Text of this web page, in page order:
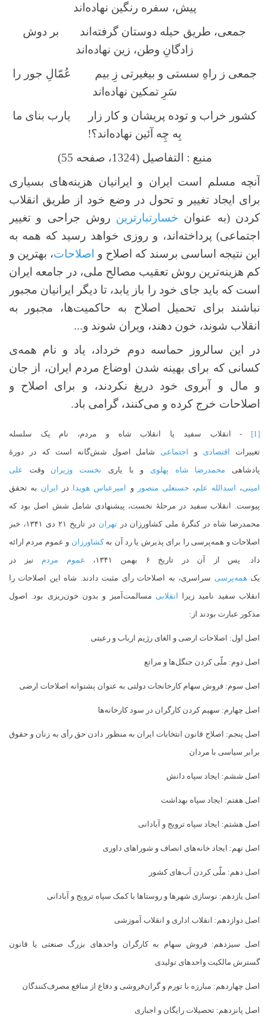
پیش، سفره رنگین نهاده‌اند
جمعی، طریق حیله دوستان گرفته‌اند بر دوش
زادگانِ وطن، زین نهاده‌اند
جمعی ز راهِ سستی و بیغیرتی زِ بیم عُمّالِ جور را
سَرِ تمکین نهاده‌اند
کشور خراب و توده پریشان و کار زار یارب بنای ما
بِه چِه آئین نهاده‌اند؟!
منبع : التفاصیل (1324، صفحه 55)
آنچه مسلم است ایران و ایرانیان هزینه‌های بسیاری
برای ایجاد تغییر و تحول در وضع خود از طریق انقلاب
کردن (به عنوان خسارتبارترین روش جراحی و تغییر
اجتماعی) پرداخته‌اند، و روزی خواهد رسید که همه به
این نتیجه اساسی برسند که اصلاح و اصلاحات، بهترین و
کم هزینه‌ترین روش تعقیب مصالح ملی، در جامعه ایران
است که باید جای خود را باز یابد، تا دیگر ایرانیان مجبور
نباشند برای تحمیل اصلاح به حاکمیت‌ها، مجبور به
انقلاب شوند، خون دهند، ویران شوند و...
در این سالروز حماسه دوم خرداد، یاد و نام همه‌ی
کسانی که برای بهینه شدن اوضاع مردم ایران، از جان
و مال و آبروی خود دریغ نکردند، و برای اصلاح و
اصلاحات خرج کرده و می‌کنند، گرامی باد.
[1]
- انقلاب سفید یا انقلاب شاه و مردم، نام یک سلسله
تغییرات
اقتصادیو اجتماعی شامل اصول شش‌گانه است که در دورهٔ
پادشاهی محمدرضا شاه پهلوی و با یاری نخست وزیران وقت علی
امینی، اسدالله علم، حسنعلی منصور و امیرعباس هویدا در ایران به تحقق
پیوست. انقلاب سفید در مرحلهٔ نخست، پیشنهادی شامل شش اصل بود که
محمدرضا شاه در کنگرهٔ ملی کشاورزان درتهران
در تاریخ ۲۱ دی ۱۳۴۱، خبر
اصلاحات و همه‌پرسی را برای پذیرش یا رد آن بهکشاورزان و عموم مردم ارائه
داد. پس از آن در تاریخ ۶ بهمن ۱۳۴۱،
عموم مردم نیز در
یک همه‌پرسی سراسری، به اصلاحات رأی مثبت دادند. شاه این اصلاحات را
انقلاب سفید نامید زیرا
انقلابی مسالمت‌آمیز و بدون خون‌ریزی بود. اصول
مذکور عبارت بودند از:
اصل اول: اصلاحات ارضی و الغای رژیم ارباب و رعیتی
اصل دوم: ملّی کردن جنگل‌ها و مراتع
اصل سوم: فروش سهام کارخانجات دولتی به عنوان پشتوانه اصلاحات ارضی
اصل چهارم: سهیم کردن کارگران در سود کارخانه‌ها
اصل پنجم: اصلاح قانون انتخابات ایران به منظور دادن حق رأی به زنان و حقوق
برابر سیاسی با مردان
اصل ششم: ایجاد سپاه دانش
اصل هفتم: ایجاد سپاه بهداشت
اصل هشتم: ایجاد سپاه ترویج و آبادانی
اصل نهم: ایجاد خانه‌های انصاف و شوراهای داوری
اصل دهم: ملّی کردن آب‌های کشور
اصل یازدهم: نوسازی شهرها و روستاها با کمک سپاه ترویج و آبادانی
اصل دوازدهم: انقلاب اداری و انقلاب آموزشی
اصل سیزدهم: فروش سهام به کارگران واحدهای بزرگ صنعتی یا قانون
گسترش مالکیت واحدهای تولیدی
اصل چهاردهم: مبارزه با تورم و گران‌فروشی و دفاع از منافع مصرف‌کنندگان
اصل پانزدهم: تحصیلات رایگان و اجباری